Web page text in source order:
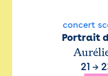
concert
Portrait
21 →